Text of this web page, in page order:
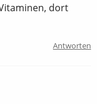
dort
Antworten